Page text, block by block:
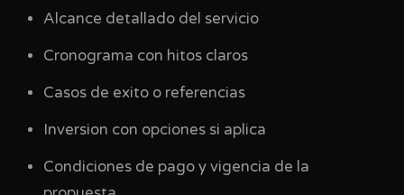
Alcance detallado del servicio
Cronograma con hitos claros
Casos de exito o referencias
Inversion con opciones si aplica
Condiciones de pago y vigencia de la